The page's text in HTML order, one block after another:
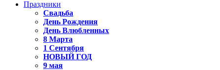
Праздники
Свадьба
День Рождения
День Влюбленных
8 Марта
1 Сентября
НОВЫЙ ГОД
9 мая